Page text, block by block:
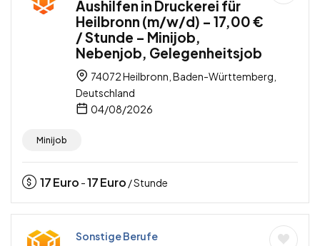
Aushilfen in Druckerei für
Heilbronn (m/w/d) – 17,00 €
/ Stunde – Minijob,
Nebenjob, Gelegenheitsjob
74072 Heilbronn, Baden-Württemberg,
Deutschland
04/08/2026
Minijob
17Euro -17Euro / Stunde
Sonstige Berufe